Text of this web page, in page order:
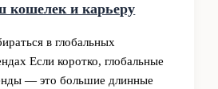
кошелек и карьеру
в глобальных
Если коротко, глобальные
— это большие длинные